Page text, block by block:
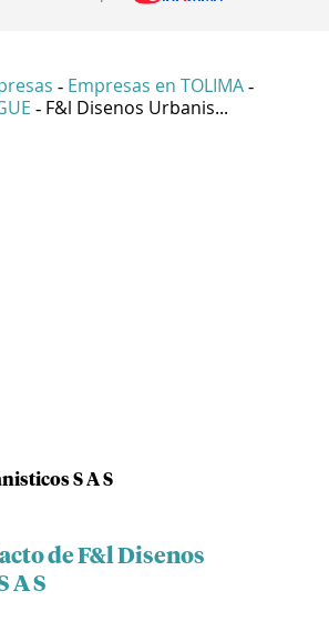
- Empresas en TOLIMA -
- F&l Disenos Urbanis...
S A S
de F&l Disenos
A S